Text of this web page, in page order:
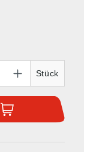
Stück